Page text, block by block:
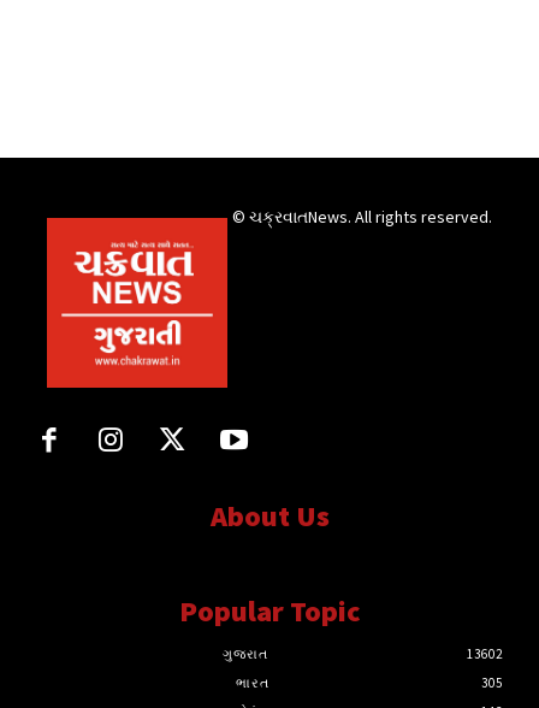
© ચક્રવાતNews. All rights reserved.
About Us
Popular Topic
ગુજરાત
13602
ભારત
305